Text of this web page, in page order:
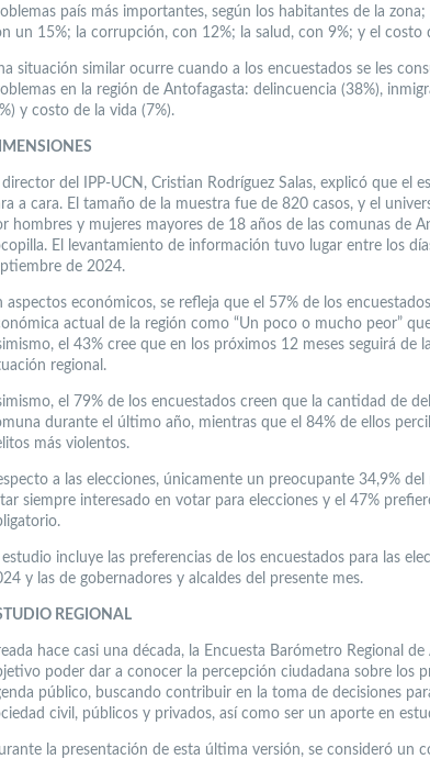
país más importantes, según los habitantes de la
un 15%; la corrupción, con 12%; la salud, con 9%; y el costo
situación similar ocurre cuando a los encuestados se les
en la región de Antofagasta: delincuencia (38%),
y costo de la vida (7%).
director del IPP-UCN, Cristian Rodríguez Salas, explicó que el
a cara. El tamaño de la muestra fue de 820 casos, y el
hombres y mujeres mayores de 18 años de las comunas de
El levantamiento de información tuvo lugar entre los
de 2024.
aspectos económicos, se refleja que el 57% de los
actual de la región como “Un poco o mucho peor”
el 43% cree que en los próximos 12 meses seguirá de
regional.
el 79% de los encuestados creen que la cantidad de
durante el último año, mientras que el 84% de ellos
más violentos.
a las elecciones, únicamente un preocupante 34,9%
siempre interesado en votar para elecciones y el 47%
estudio incluye las preferencias de los encuestados para las
y las de gobernadores y alcaldes del presente mes.
REGIONAL
hace casi una década, la Encuesta Barómetro Regional
poder dar a conocer la percepción ciudadana sobre los
público, buscando contribuir en la toma de decisiones
civil, públicos y privados, así como ser un aporte en
la presentación de esta última versión, se consideró un